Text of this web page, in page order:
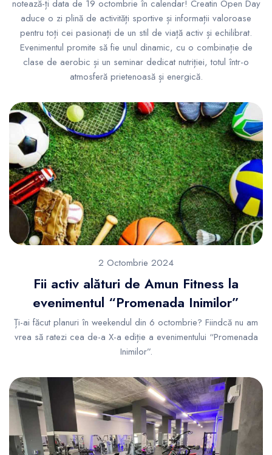
notează-ți data de 19 octombrie în calendar! Creatin Open Day
aduce o zi plină de activități sportive și informații valoroase
pentru toți cei pasionați de un stil de viață activ și echilibrat.
Evenimentul promite să fie unul dinamic, cu o combinație de
clase de aerobic și un seminar dedicat nutriției, totul într-o
atmosferă prietenoasă și energică.
2 Octombrie 2024
Fii activ alături de Amun Fitness la
evenimentul “Promenada Inimilor”
Ți-ai făcut planuri în weekendul din 6 octombrie? Fiindcă nu am
vrea să ratezi cea de-a X-a ediție a evenimentului “Promenada
Inimilor”.